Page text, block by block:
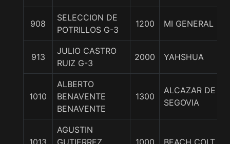
908
SELECCION DE
POTRILLOS G-3
1200 MI GENERAL
913
JULIO CASTRO
RUIZ G-3
2000 YAHSHUA
1010
ALBERTO
BENAVENTE
BENAVENTE
1300
ALCAZAR DE
SEGOVIA
1013
AGUSTIN
GUTIERREZ
1000 BEACH COLT